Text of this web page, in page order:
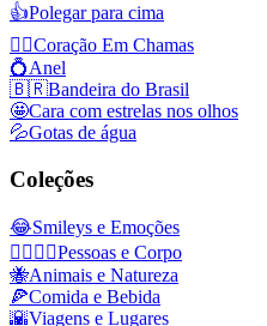
👍Polegar para cima
❤️‍🔥Coração Em Chamas
💍Anel
🇧🇷Bandeira do Brasil
🤩Cara com estrelas nos olhos
💦Gotas de água
Coleções
😂Smileys e Emoções
👩‍❤️‍💋‍👨Pessoas e Corpo
🐝Animais e Natureza
🍕Comida e Bebida
🌇Viagens e Lugares